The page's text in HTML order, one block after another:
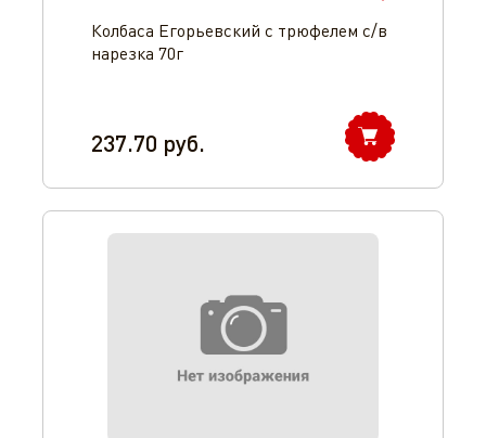
Колбаса Егорьевский с трюфелем с/в
нарезка 70г
237.70 руб.